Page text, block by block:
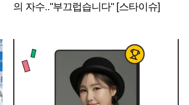
의 자수.."부끄럽습니다" [스타이슈]